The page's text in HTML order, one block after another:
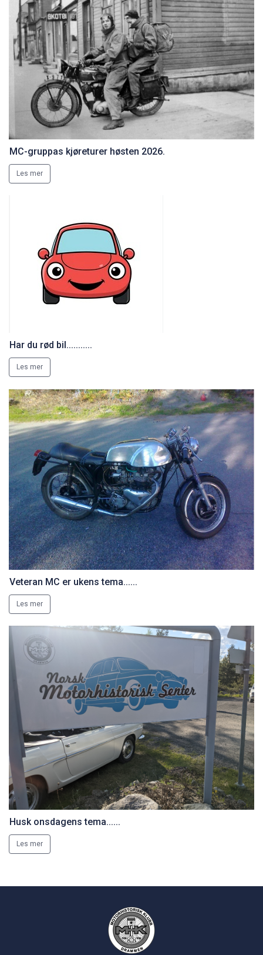
MC-gruppas kjøreturer høsten 2026.
Les mer
Har du rød bil...........
Les mer
Veteran MC er ukens tema......
Les mer
Husk onsdagens tema......
Les mer